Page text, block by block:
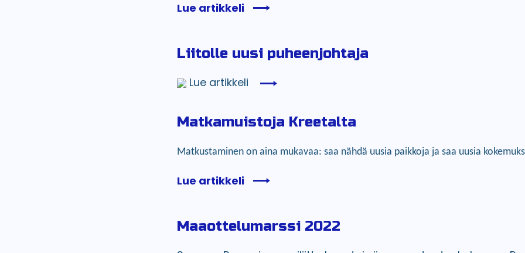
Lue artikkeli
Liitolle uusi puheenjohtaja
Lue artikkeli
Matkamuistoja Kreetalta
Matkustaminen on aina mukavaa: saa nähdä uusia paikkoja ja saa uusia
Lue artikkeli
Maaottelumarssi 2022